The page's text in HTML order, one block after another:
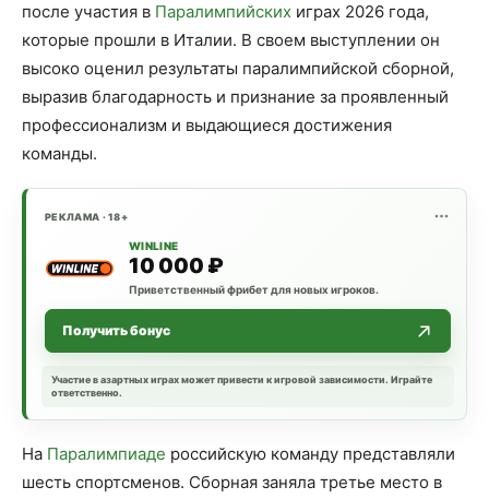
после участия в Паралимпийских играх 2026 года,
которые прошли в Италии. В своем выступлении он
высоко оценил результаты паралимпийской сборной,
выразив благодарность и признание за проявленный
профессионализм и выдающиеся достижения
команды.
РЕКЛАМА · 18+
WINLINE
10 000 ₽
Приветственный фрибет для новых игроков.
Получить бонус
Участие в азартных играх может привести к игровой зависимости. Играйте
ответственно.
На Паралимпиаде российскую команду представляли
шесть спортсменов. Сборная заняла третье место в